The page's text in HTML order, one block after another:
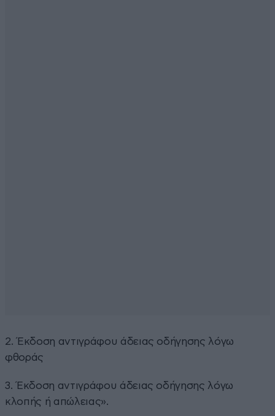
2. Έκδοση αντιγράφου άδειας οδήγησης λόγω
φθοράς
3. Έκδοση αντιγράφου άδειας οδήγησης λόγω
κλοπής ή απώλειας».